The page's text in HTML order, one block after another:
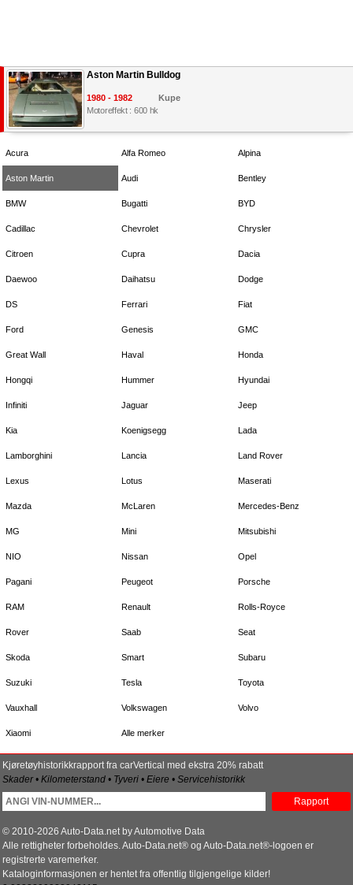
Aston Martin Bulldog
1980 - 1982
Kupe
Motoreffekt : 600 hk
Acura Alfa Romeo Alpina
Aston Martin Audi Bentley
BMW Bugatti BYD
Cadillac Chevrolet Chrysler
Citroen Cupra Dacia
Daewoo Daihatsu Dodge
DS Ferrari Fiat
Ford Genesis GMC
Great Wall Haval Honda
Hongqi Hummer Hyundai
Infiniti Jaguar Jeep
Kia Koenigsegg Lada
Lamborghini Lancia Land Rover
Lexus Lotus Maserati
Mazda McLaren Mercedes-Benz
MG Mini Mitsubishi
NIO Nissan Opel
Pagani Peugeot Porsche
RAM Renault Rolls-Royce
Rover Saab Seat
Skoda Smart Subaru
Suzuki Tesla Toyota
Vauxhall Volkswagen Volvo
Xiaomi Alle merker
Kjøretøyhistorikkrapport fra carVertical med ekstra 20% rabatt
Skader • Kilometerstand • Tyveri • Eiere • Servicehistorikk
Rapport
© 2010-2026 Auto-Data.net by Automotive Data
Alle rettigheter forbeholdes. Auto-Data.net® og Auto-Data.net®-logoen er
registrerte varemerker.
Kataloginformasjonen er hentet fra offentlig tilgjengelige kilder!